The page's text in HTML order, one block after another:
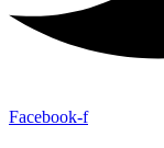
Facebook-f